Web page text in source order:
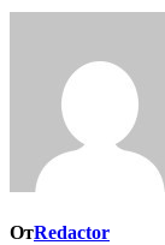
ОтRedactor